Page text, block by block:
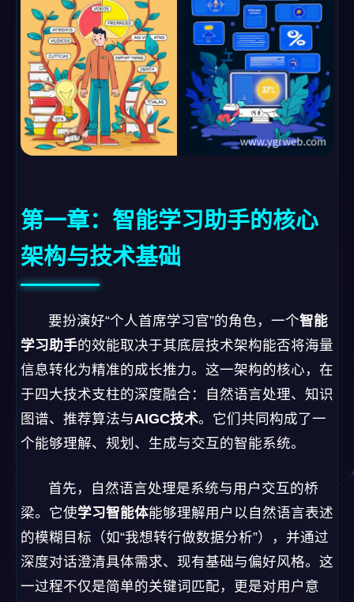
第一章：智能学习助手的核心
架构与技术基础
要扮演好“个人首席学习官”的角色，一个智能
学习助手的效能取决于其底层技术架构能否将海量
信息转化为精准的成长推力。这一架构的核心，在
于四大技术支柱的深度融合：自然语言处理、知识
图谱、推荐算法与AIGC技术。它们共同构成了一
个能够理解、规划、生成与交互的智能系统。
首先，自然语言处理是系统与用户交互的桥
梁。它使学习智能体能够理解用户以自然语言表述
的模糊目标（如“我想转行做数据分析”），并通过
深度对话澄清具体需求、现有基础与偏好风格。这
一过程不仅是简单的关键词匹配，更是对用户意